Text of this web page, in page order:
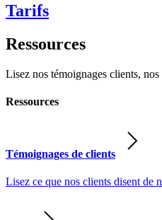
Tarifs
Ressources
Lisez nos témoignages clients,
Ressources
Témoignages de clients
Lisez ce que nos clients disent de